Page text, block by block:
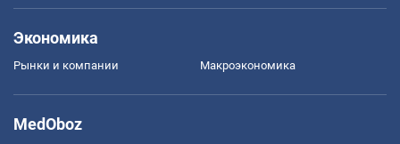
Экономика
Рынки и компании Mакроэкономика
MedOboz